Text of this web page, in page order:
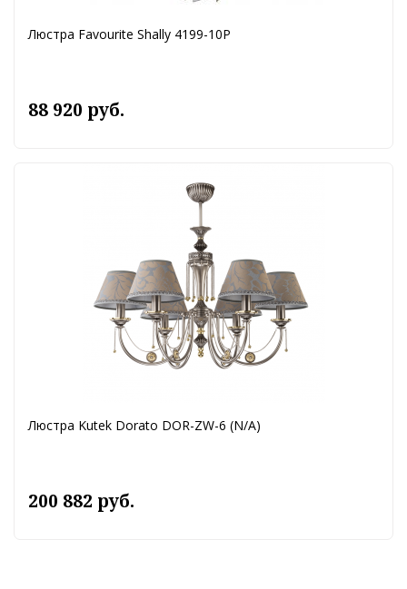
Люстра Favourite Shally 4199-10P
88 920 руб.
Люстра Kutek Dorato DOR-ZW-6 (N/A)
200 882 руб.